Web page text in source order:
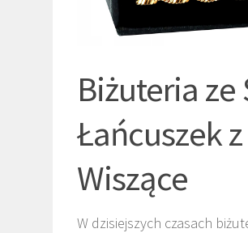
Biżuteria ze
Łańcuszek
Wiszące
W dzisiejszych czasach